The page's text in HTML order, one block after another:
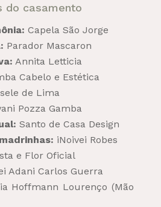
do casamento
Capela São Jorge
Parador Mascaron
Annita Letticia
Cabelo e Estética
de Lima
Pozza Gamba
Santo de Casa Design
iNoivei Robes
e Flor Oficial
Adani Carlos Guerra
Hoffmann Lourenço (Mão